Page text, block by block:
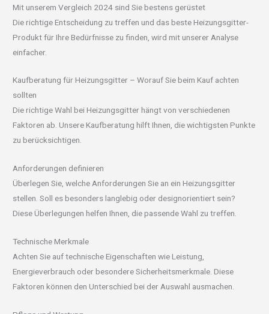
Mit unserem Vergleich 2024 sind Sie bestens gerüstet
Die richtige Entscheidung zu treffen und das beste Heizungsgitter-
Produkt für Ihre Bedürfnisse zu finden, wird mit unserer Analyse
einfacher.
Kaufberatung für Heizungsgitter – Worauf Sie beim Kauf achten
sollten
Die richtige Wahl bei Heizungsgitter hängt von verschiedenen
Faktoren ab. Unsere Kaufberatung hilft Ihnen, die wichtigsten Punkte
zu berücksichtigen.
Anforderungen definieren
Überlegen Sie, welche Anforderungen Sie an ein Heizungsgitter
stellen. Soll es besonders langlebig oder designorientiert sein?
Diese Überlegungen helfen Ihnen, die passende Wahl zu treffen.
Technische Merkmale
Achten Sie auf technische Eigenschaften wie Leistung,
Energieverbrauch oder besondere Sicherheitsmerkmale. Diese
Faktoren können den Unterschied bei der Auswahl ausmachen.